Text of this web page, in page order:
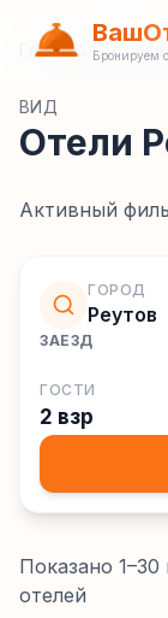
Бронируем
Главная
ВИД
Отели
Активный
ГОРОД
Реутов
ЗАЕЗД
ГОСТИ
2 взр
Показано 1–30
отелей